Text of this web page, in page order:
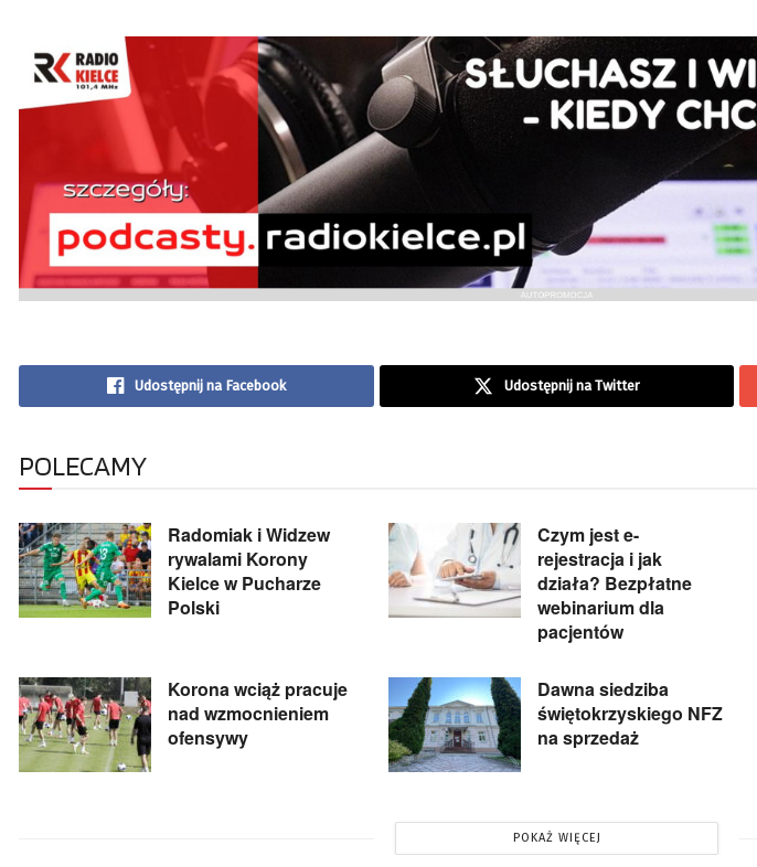
Udostępnij na Facebook Udostępnij na Twitter
POLECAMY
Radomiak i Widzew
rywalami Korony
Kielce w Pucharze
Polski
Czym jest e-
rejestracja i jak
działa? Bezpłatne
webinarium dla
pacjentów
Korona wciąż pracuje
nad wzmocnieniem
ofensywy
Dawna siedziba
świętokrzyskiego NFZ
na sprzedaż
POKAŻ WIĘCEJ